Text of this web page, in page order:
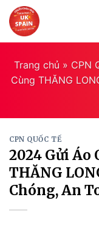
Skip
to
content
Trang chủ» CPN
Cùng THĂNG
CPN QUỐC TẾ
2024 Gửi Áo
THĂNG
Chóng, An